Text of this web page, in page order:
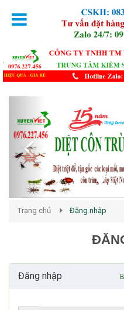
Trang chủ Đăng nhập
Đăng nhập